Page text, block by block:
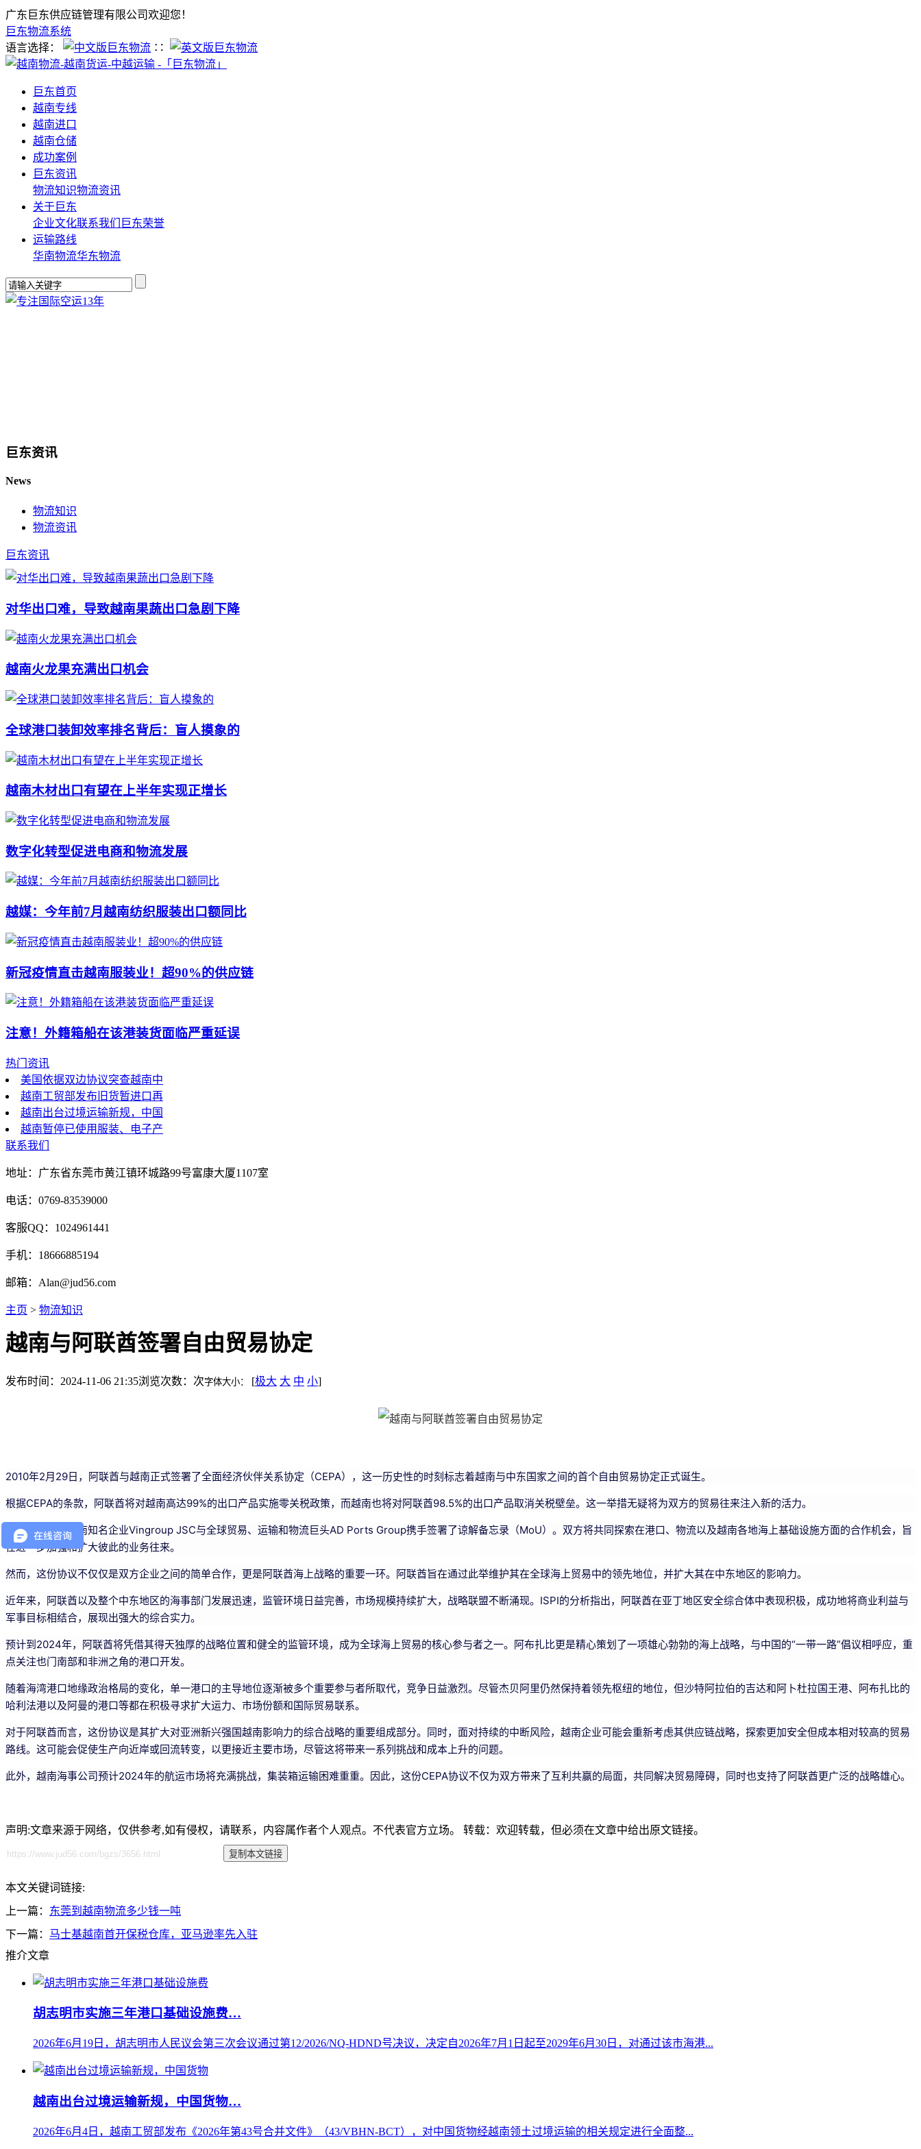
广东巨东供应链管理有限公司欢迎您！
巨东物流系统
语言选择：
∷
巨东首页
越南专线
越南进口
越南仓储
成功案例
巨东资讯
物流知识物流资讯
关于巨东
企业文化联系我们 巨东荣誉
运输路线
华南物流华东物流
巨东资讯
News
物流知识
物流资讯
巨东资讯
对华出口难，导致越南果蔬出口急剧下降
越南火龙果充满出口机会
全球港口装卸效率排名背后：盲人摸象的
越南木材出口有望在上半年实现正增长
数字化转型促进电商和物流发展
越媒：今年前7月越南纺织服装出口额同比
新冠疫情直击越南服装业！超90%的供应链
注意！外籍箱船在该港装货面临严重延误
热门资讯
美国依据双边协议突查越南中
越南工贸部发布旧货暂进口再
越南出台过境运输新规，中国
越南暂停已使用服装、电子产
联系我们
地址：广东省东莞市黄江镇环城路99号富康大厦1107室
电话：0769-83539000
客服QQ：1024961441
手机：18666885194
邮箱：Alan@jud56.com
主页 > 物流知识
越南与阿联酋签署自由贸易协定
发布时间：2024-11-06 21:35浏览次数： 次字体大小： [极大 大 中 小]
2010年2月29日，阿联酋与越南正式签署了全面经济伙伴关系协定（CEPA），这一历史性的时刻标志着越南与中东国家之间的首个自由贸易协定正式诞生。
根据CEPA的条款，阿联酋将对越南高达99%的出口产品实施零关税政策，而越南也将对阿联酋98.5%的出口产品取消关税壁垒。这一举措无疑将为双方的贸易往来注入新的活力。
在此背景下，越南知名企业Vingroup JSC与全球贸易、运输和物流巨头AD Ports Group携手签署了谅解备忘录（MoU）。双方将共同探索在港口、物流以及越南各地海上基础设施方面的合作机会，旨
在进一步加强和扩大彼此的业务往来。
然而，这份协议不仅仅是双方企业之间的简单合作，更是阿联酋海上战略的重要一环。阿联酋旨在通过此举维护其在全球海上贸易中的领先地位，并扩大其在中东地区的影响力。
近年来，阿联酋以及整个中东地区的海事部门发展迅速，监管环境日益完善，市场规模持续扩大，战略联盟不断涌现。ISPI的分析指出，阿联酋在亚丁地区安全综合体中表现积极，成功地将商业利益与
军事目标相结合，展现出强大的综合实力。
预计到2024年，阿联酋将凭借其得天独厚的战略位置和健全的监管环境，成为全球海上贸易的核心参与者之一。阿布扎比更是精心策划了一项雄心勃勃的海上战略，与中国的“一带一路”倡议相呼应，重
点关注也门南部和非洲之角的港口开发。
随着海湾港口地缘政治格局的变化，单一港口的主导地位逐渐被多个重要参与者所取代，竞争日益激烈。尽管杰贝阿里仍然保持着领先枢纽的地位，但沙特阿拉伯的吉达和阿卜杜拉国王港、阿布扎比的
哈利法港以及阿曼的港口等都在积极寻求扩大运力、市场份额和国际贸易联系。
对于阿联酋而言，这份协议是其扩大对亚洲新兴强国越南影响力的综合战略的重要组成部分。同时，面对持续的中断风险，越南企业可能会重新考虑其供应链战略，探索更加安全但成本相对较高的贸易
路线。这可能会促使生产向近岸或回流转变，以更接近主要市场，尽管这将带来一系列挑战和成本上升的问题。
此外，越南海事公司预计2024年的航运市场将充满挑战，集装箱运输困难重重。因此，这份CEPA协议不仅为双方带来了互利共赢的局面，共同解决贸易障碍，同时也支持了阿联酋更广泛的战略雄心。
声明:文章来源于网络，仅供参考,如有侵权，请联系，内容属作者个人观点。不代表官方立场。 转载：欢迎转载，但必须在文章中给出原文链接。
本文关键词链接:
上一篇： 东莞到越南物流多少钱一吨
下一篇： 马士基越南首开保税仓库，亚马逊率先入驻
推介文章
胡志明市实施三年港口基础设施费…
2026年6月19日，胡志明市人民议会第三次会议通过第12/2026/NQ-HDND号决议，决定自2026年7月1日起至2029年6月30日，对通过该市海港...
越南出台过境运输新规，中国货物…
2026年6月4日，越南工贸部发布《2026年第43号合并文件》（43/VBHN-BCT），对中国货物经越南领土过境运输的相关规定进行全面整...